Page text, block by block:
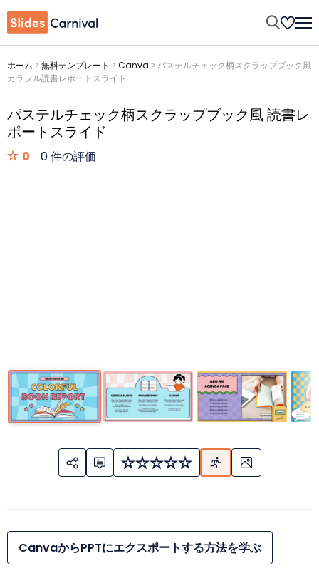
ホーム > 無料テンプレート > Canva > パステルチェック柄スクラップブック風
カラフル読書レポートスライド
パステルチェック柄スクラップブック風 読書レ
ポートスライド
0 0 件の評価
CanvaからPPTにエクスポートする方法を学ぶ